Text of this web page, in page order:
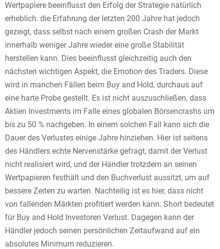
Wertpapiere beeinflusst den Erfolg der Strategie natürlich
erheblich. die Erfahrung der letzten 200 Jahre hat jedoch
gezeigt, dass selbst nach einem großen Crash der Markt
innerhalb weniger Jahre wieder eine große Stabilität
herstellen kann. Dies beeinflusst gleichzeitig auch den
nächsten wichtigen Aspekt, die Emotion des Traders. Diese
wird in manchen Fällen beim Buy and Hold, durchaus auf
eine harte Probe gestellt. Es ist nicht auszuschließen, dass
Aktien Investments im Falle eines globalen Börsencrashs um
bis zu 50 % nachgeben. In einem solchen Fall kann sich die
Dauer des Verlustes einige Jahre hinziehen. Hier ist seitens
des Händlers echte Nervenstärke gefragt, damit der Verlust
nicht realisiert wird, und der Händler trotzdem an seinen
Wertpapieren festhält und den Buchverlust aussitzt, um auf
bessere Zeiten zu warten. Nachteilig ist es hier, dass nicht
von fallenden Märkten profitiert werden kann. Short bedeutet
für Buy and Hold Investoren Verlust. Dagegen kann der
Händler jedoch seinen persönlichen Zeitaufwand auf ein
absolutes Minimum reduzieren.